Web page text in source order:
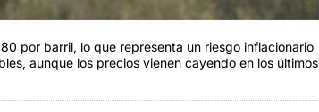
por barril, lo que representa un riesgo inflacionario
aunque los precios vienen cayendo en los últimos